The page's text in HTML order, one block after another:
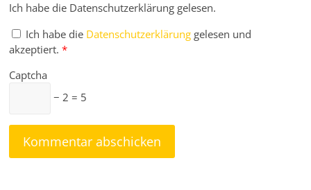
Ich habe die Datenschutzerklärung gelesen.
Ich habe die Datenschutzerklärung gelesen und
akzeptiert. *
Captcha
− 2 = 5